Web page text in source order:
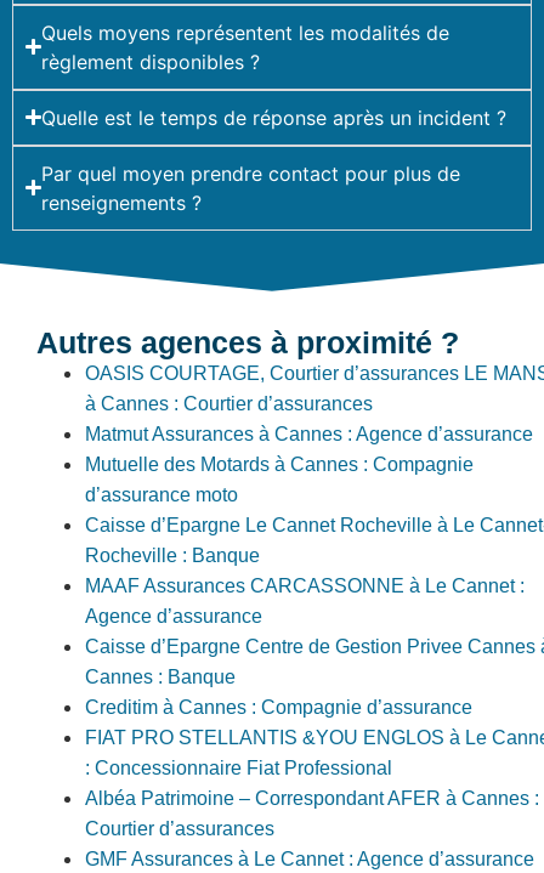
Quels moyens représentent les modalités de
règlement disponibles ?
Quelle est le temps de réponse après un incident ?
Par quel moyen prendre contact pour plus de
renseignements ?
Autres agences à proximité ?
OASIS COURTAGE, Courtier d’assurances LE
à Cannes : Courtier d’assurances
Matmut Assurances à Cannes : Agence d’assurance
Mutuelle des Motards à Cannes : Compagnie
d’assurance moto
Caisse d’Epargne Le Cannet Rocheville à Le
Rocheville : Banque
MAAF Assurances CARCASSONNE à Le Cannet :
Agence d’assurance
Caisse d’Epargne Centre de Gestion Privee Cannes
Cannes : Banque
Creditim à Cannes : Compagnie d’assurance
FIAT PRO STELLANTIS &YOU ENGLOS à Le
: Concessionnaire Fiat Professional
Albéa Patrimoine – Correspondant AFER à Cannes :
Courtier d’assurances
GMF Assurances à Le Cannet : Agence d’assurance